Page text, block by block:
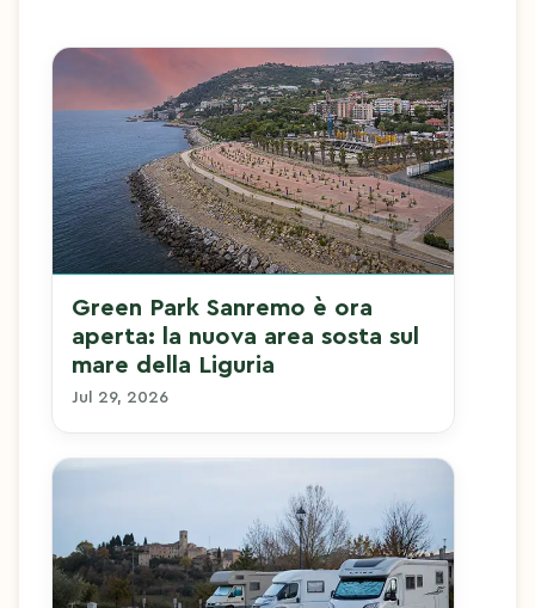
Green Park Sanremo è ora
aperta: la nuova area sosta sul
mare della Liguria
Jul 29, 2026